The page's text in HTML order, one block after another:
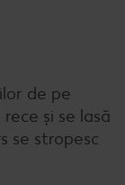
de pe
și se lasă
se stropesc